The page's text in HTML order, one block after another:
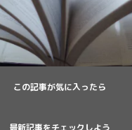
この記事が気に入ったら